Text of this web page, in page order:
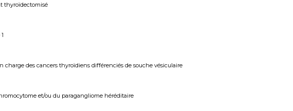
thyroïdectomisé
charge des cancers thyroïdiens différenciés de souche vésiculaire
et/ou du paragangliome héréditaire